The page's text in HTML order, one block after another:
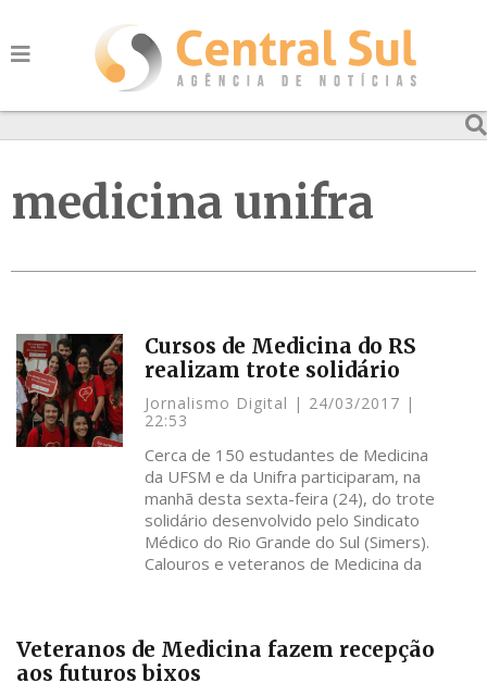
medicina unifra
Cursos de Medicina do RS
realizam trote solidário
Jornalismo Digital
24/03/2017
22:53
Cerca de 150 estudantes de Medicina
da UFSM e da Unifra participaram, na
manhã desta sexta-feira (24), do trote
solidário desenvolvido pelo Sindicato
Médico do Rio Grande do Sul (Simers).
Calouros e veteranos de Medicina da
Veteranos de Medicina fazem recepção
aos futuros bixos